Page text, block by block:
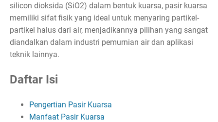
silicon dioksida (SiO2) dalam bentuk kuarsa, pasir kuarsa
memiliki sifat fisik yang ideal untuk menyaring partikel-
partikel halus dari air, menjadikannya pilihan yang sangat
diandalkan dalam industri pemurnian air dan aplikasi
teknik lainnya.
Daftar Isi
Pengertian Pasir Kuarsa
Manfaat Pasir Kuarsa